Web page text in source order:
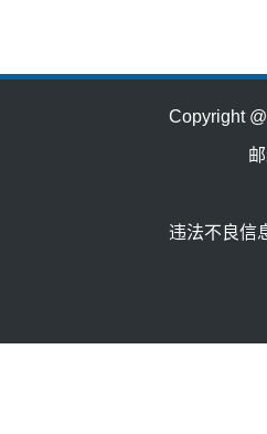
Copyright
违法不良信